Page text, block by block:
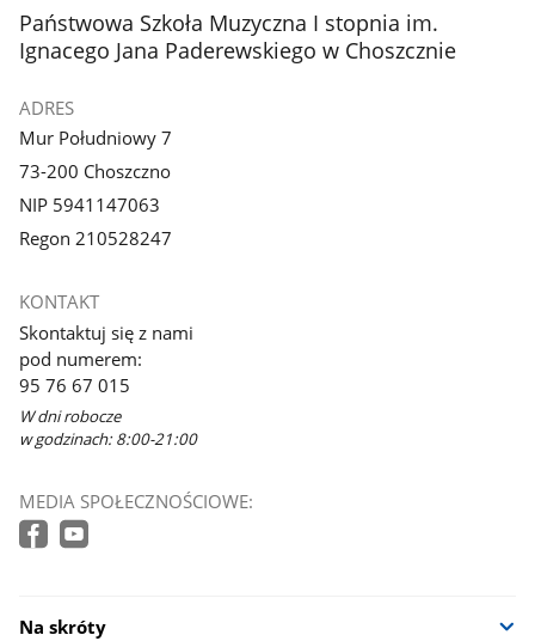
stopka
Państwowa Szkoła Muzyczna I stopnia im.
Ignacego Jana Paderewskiego w Choszcznie
ADRES
Mur Południowy 7
73-200 Choszczno
NIP 5941147063
Regon 210528247
KONTAKT
Skontaktuj się z nami
pod numerem:
95 76 67 015
W dni robocze
w godzinach: 8:00-21:00
MEDIA SPOŁECZNOŚCIOWE:
Na skróty